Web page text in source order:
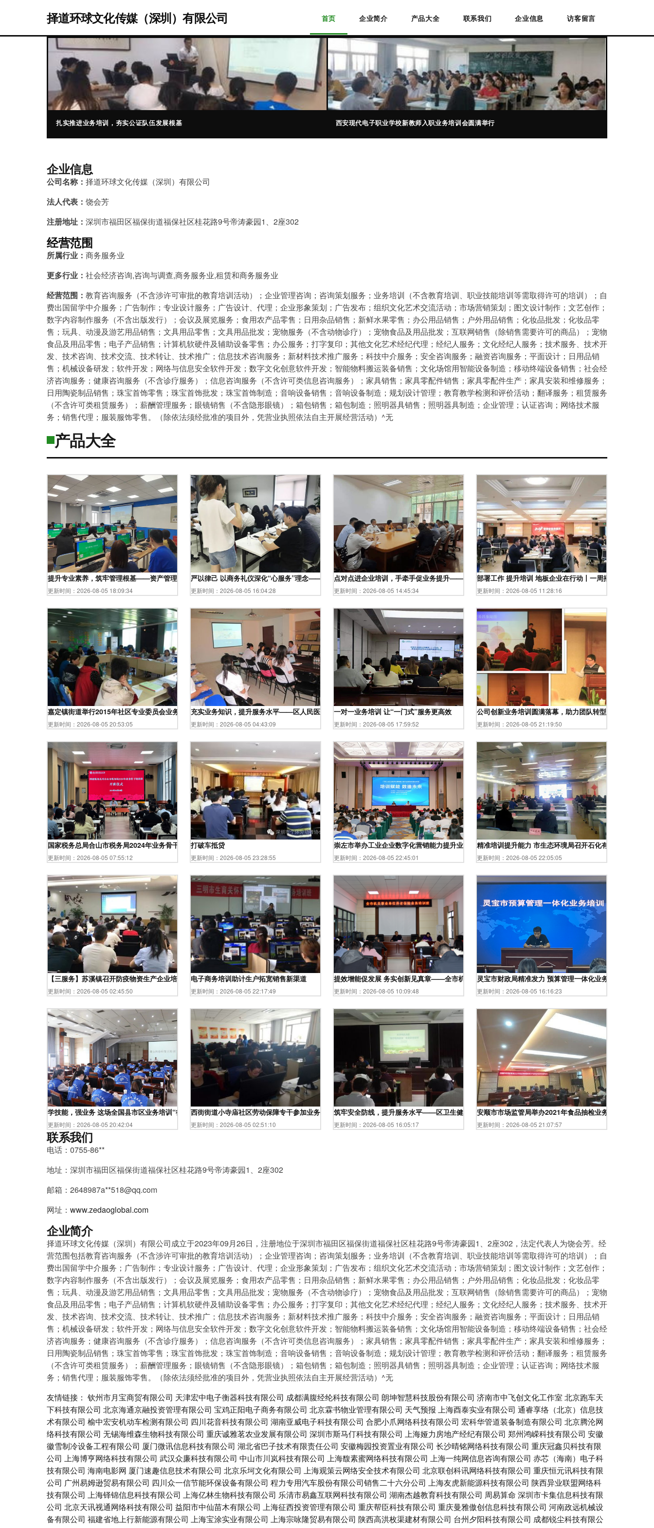
择道环球文化传媒（深圳）有限公司 首页 企业简介 产品大全 联系我们 企业信息 访客留言
扎实推进业务培训，夯实公证队伍发展根基 西安现代电子职业学校新教师入职业务培训会圆满举行
企业信息
公司名称： 择道环球文化传媒（深圳）有限公司
法人代表： 饶会芳
注册地址： 深圳市福田区福保街道福保社区桂花路9号帝涛豪园1、2座302
经营范围
所属行业： 商务服务业
更多行业： 社会经济咨询,咨询与调查,商务服务业,租赁和商务服务业
经营范围： 教育咨询服务（不含涉许可审批的教育培训活动）；企业管理咨询；咨询策划服务；业务培训（不含教育培训、职业技能培训等需取得许可的培训）；自
费出国留学中介服务；广告制作；专业设计服务；广告设计、代理；企业形象策划；广告发布；组织文化艺术交流活动；市场营销策划；图文设计制作；文艺创作；
数字内容制作服务（不含出版发行）；会议及展览服务；食用农产品零售；日用杂品销售；新鲜水果零售；办公用品销售；户外用品销售；化妆品批发；化妆品零
售；玩具、动漫及游艺用品销售；文具用品零售；文具用品批发；宠物服务（不含动物诊疗）；宠物食品及用品批发；互联网销售（除销售需要许可的商品）；宠物
食品及用品零售；电子产品销售；计算机软硬件及辅助设备零售；办公服务；打字复印；其他文化艺术经纪代理；经纪人服务；文化经纪人服务；技术服务、技术开
发、技术咨询、技术交流、技术转让、技术推广；信息技术咨询服务；新材料技术推广服务；科技中介服务；安全咨询服务；融资咨询服务；平面设计；日用品销
售；机械设备研发；软件开发；网络与信息安全软件开发；数字文化创意软件开发；智能物料搬运装备销售；文化场馆用智能设备制造；移动终端设备销售；社会经
济咨询服务；健康咨询服务（不含诊疗服务）；信息咨询服务（不含许可类信息咨询服务）；家具销售；家具零配件销售；家具零配件生产；家具安装和维修服务；
日用陶瓷制品销售；珠宝首饰零售；珠宝首饰批发；珠宝首饰制造；音响设备销售；音响设备制造；规划设计管理；教育教学检测和评价活动；翻译服务；租赁服务
（不含许可类租赁服务）；薪酬管理服务；眼镜销售（不含隐形眼镜）；箱包销售；箱包制造；照明器具销售；照明器具制造；企业管理；认证咨询；网络技术服
务；销售代理；服装服饰零售。（除依法须经批准的项目外，凭营业执照依法自主开展经营活动）^无
产品大全
提升专业素养，筑牢管理根基——资产管理处组织资产管理业务培训
更新时间：2026-08-05 18:09:34
严以律己 以商务礼仪深化“心服务”理念——某连锁品牌店长会议培训纪实
更新时间：2026-08-05 16:04:28
点对点进企业培训，手牵手促业务提升——精准赋能，共拓发展新空间，拓展新发展
更新时间：2026-08-05 14:45:34
部署工作 提升培训 地板企业在行动丨一周播报 2.22-2.28
更新时间：2026-08-05 11:28:16
嘉定镇街道举行2015年社区专业委员会业务培训会议 提升服务能力 共筑宜居社区
更新时间：2026-08-05 20:53:05
充实业务知识，提升服务水平——区人民医院成功举办年度业务培训
更新时间：2026-08-05 04:43:09
一对一业务培训 让“一门式”服务更高效
更新时间：2026-08-05 17:59:52
公司创新业务培训圆满落幕，助力团队转型升级
更新时间：2026-08-05 21:19:50
国家税务总局合山市税务局2024年业务骨干培训班在我校成功举办
更新时间：2026-08-05 07:55:12
打破车抵贷
更新时间：2026-08-05 23:28:55
崇左市举办工业企业数字化营销能力提升业务培训班助力产业升级
更新时间：2026-08-05 22:45:01
精准培训提升能力 市生态环境局召开石化有机化工行业挥
更新时间：2026-08-05 22:05:05
【三服务】苏溪镇召开防疫物资生产企业培训指导会议，精准服务助推产能提升
更新时间：2026-08-05 02:45:50
电子商务培训助计生户拓宽销售新渠道
更新时间：2026-08-05 22:17:49
提效增能促发展 务实创新见真章——全市机关事业养老保险业务培训班暨“强基创优”课堂第二讲正式开课
更新时间：2026-08-05 10:09:48
灵宝市财政局精准发力 预算管理一体化业务培训助推基层
更新时间：2026-08-05 16:16:23
学技能，强业务 这场全国县市区业务培训“很有料”
更新时间：2026-08-05 20:42:04
西街街道小寺庙社区劳动保障专干参加业务培训，提升服务水平
更新时间：2026-08-05 02:51:10
筑牢安全防线，提升服务水平——区卫生健康委成功举办2019年医院食堂食品安全管理专题培训会
更新时间：2026-08-05 16:05:17
安顺市市场监管局举办2021年食品抽检业务培训，筑牢食
更新时间：2026-08-05 21:07:57
联系我们
电话：0755-86**
地址：深圳市福田区福保街道福保社区桂花路9号帝涛豪园1、2座302
邮箱：2648987a**518@qq.com
网址： www.zedaoglobal.com
企业简介
择道环球文化传媒（深圳）有限公司成立于2023年09月26日，注册地位于深圳市福田区福保街道福保社区桂花路9号帝涛豪园1、2座302，法定代表人为饶会芳。经
营范围包括教育咨询服务（不含涉许可审批的教育培训活动）；企业管理咨询；咨询策划服务；业务培训（不含教育培训、职业技能培训等需取得许可的培训）；自
费出国留学中介服务；广告制作；专业设计服务；广告设计、代理；企业形象策划；广告发布；组织文化艺术交流活动；市场营销策划；图文设计制作；文艺创作；
数字内容制作服务（不含出版发行）；会议及展览服务；食用农产品零售；日用杂品销售；新鲜水果零售；办公用品销售；户外用品销售；化妆品批发；化妆品零
售；玩具、动漫及游艺用品销售；文具用品零售；文具用品批发；宠物服务（不含动物诊疗）；宠物食品及用品批发；互联网销售（除销售需要许可的商品）；宠物
食品及用品零售；电子产品销售；计算机软硬件及辅助设备零售；办公服务；打字复印；其他文化艺术经纪代理；经纪人服务；文化经纪人服务；技术服务、技术开
发、技术咨询、技术交流、技术转让、技术推广；信息技术咨询服务；新材料技术推广服务；科技中介服务；安全咨询服务；融资咨询服务；平面设计；日用品销
售；机械设备研发；软件开发；网络与信息安全软件开发；数字文化创意软件开发；智能物料搬运装备销售；文化场馆用智能设备制造；移动终端设备销售；社会经
济咨询服务；健康咨询服务（不含诊疗服务）；信息咨询服务（不含许可类信息咨询服务）；家具销售；家具零配件销售；家具零配件生产；家具安装和维修服务；
日用陶瓷制品销售；珠宝首饰零售；珠宝首饰批发；珠宝首饰制造；音响设备销售；音响设备制造；规划设计管理；教育教学检测和评价活动；翻译服务；租赁服务
（不含许可类租赁服务）；薪酬管理服务；眼镜销售（不含隐形眼镜）；箱包销售；箱包制造；照明器具销售；照明器具制造；企业管理；认证咨询；网络技术服
务；销售代理；服装服饰零售。（除依法须经批准的项目外，凭营业执照依法自主开展经营活动）^无
友情链接： 钦州市月宝商贸有限公司 天津宏中电子衡器科技有限公司 成都满腹经纶科技有限公司 朗坤智慧科技股份有限公司 济南市中飞创文化工作室 北京跑车天
下科技有限公司 北京海通京融投资管理有限公司 宝鸡正阳电子商务有限公司 北京霖书物业管理有限公司 天气预报 上海酉泰实业有限公司 通睿享络（北京）信息技
术有限公司 榆中宏安机动车检测有限公司 四川花音科技有限公司 湖南亚威电子科技有限公司 合肥小爪网络科技有限公司 宏科华管道装备制造有限公司 北京腾沦网
络科技有限公司 无锡海维森生物科技有限公司 重庆诚雅茗农业发展有限公司 深圳市斯马仃科技有限公司 上海娅力房地产经纪有限公司 郑州鸿嵘科技有限公司 安徽
徽雪制冷设备工程有限公司 厦门微讯信息科技有限公司 湖北省巴子技术有限责任公司 安徽梅园投资置业有限公司 长沙晴铭网络科技有限公司 重庆冠鑫贝科技有限
公司 上海博亨网络科技有限公司 武汉众廉科技有限公司 中山市川岚科技有限公司 上海馥素蜜网络科技有限公司 上海一纯网信息咨询有限公司 赤芯（海南）电子科
技有限公司 海南电影网 厦门速趣信息技术有限公司 北京乐坷文化有限公司 上海观策云网络安全技术有限公司 北京联创科讯网络科技有限公司 重庆恒元讯科技有限
公司 广州易姆逊贸易有限公司 四川众一信节能环保设备有限公司 程力专用汽车股份有限公司销售二十六分公司 上海友虎新能源科技有限公司 陕西异业联盟网络科
技有限公司 上海铎锦信息科技有限公司 上海亿林生物科技有限公司 乐清市易鑫互联网科技有限公司 湖南杰越教育科技有限公司 周易算命 深圳市卡集信息科技有限
公司 北京天讯视通网络科技有限公司 益阳市中仙苗木有限公司 上海征西投资管理有限公司 重庆帮臣科技有限公司 重庆曼雅傲创信息科技有限公司 河南政远机械设
备有限公司 福建省地上行新能源有限公司 上海宝涂实业有限公司 上海宗咏隆贸易有限公司 陕西高洪枚渠建材有限公司 台州夕阳科技有限公司 成都锐尘科技有限公